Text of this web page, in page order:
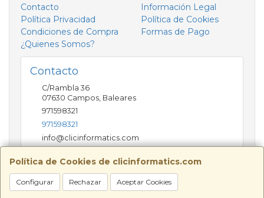
Política de Cookies de clicinformatics.com
Configurar Rechazar Aceptar Cookies
Contacto
Información Legal
Política Privacidad
Política de Cookies
Condiciones de Compra
Formas de Pago
¿Quienes Somos?
Contacto
C/Rambla 36
07630 Campos Baleares
971598321
971598321
info@clicinformatics.com
Horario
De lunes a viernes 9:00-13:30/16:00-19:30 Sábados